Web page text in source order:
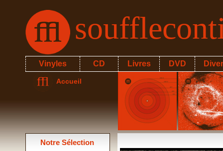
Vinyles CD Livres DVD
Accueil
Notre Sélection